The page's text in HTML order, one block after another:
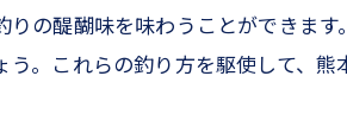
も楽しめる熊本天草の釣り体験遊漁
熊本天草の観光名所も巡ろう！
の醍醐味を味わうことができま
。これらの釣り方を駆使して、